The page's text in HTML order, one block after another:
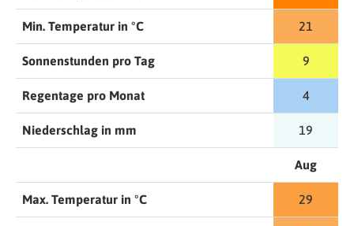
Min. Temperatur in °C 21
Sonnenstunden pro Tag 9
Regentage pro Monat 4
Niederschlag in mm 19
Aug
Max. Temperatur in °C 29